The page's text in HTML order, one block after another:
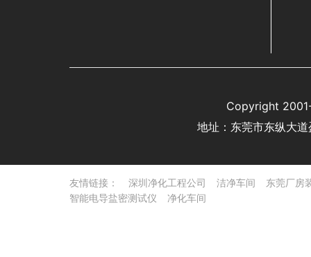
Copyright
地址：东莞市东纵大
友情链接： 深圳净化工程公司 洁净车间
东莞厂房
智能电导盐密测试仪
净化车间